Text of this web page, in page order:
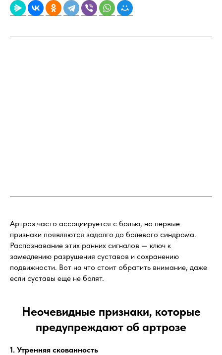
Артроз часто ассоциируется с болью, но первые
признаки появляются задолго до болевого синдрома.
Распознавание этих ранних сигналов — ключ к
замедлению разрушения суставов и сохранению
подвижности. Вот на что стоит обратить внимание, даже
если суставы еще не болят.
Неочевидные признаки, которые
предупреждают об артрозе
1. Утренняя скованность